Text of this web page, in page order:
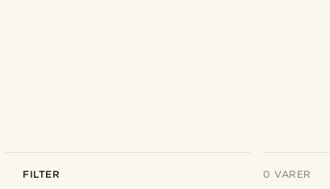
FILTER 0 VARER